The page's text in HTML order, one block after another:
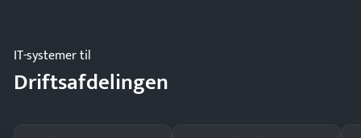
IT-systemer til
Driftsafdelingen